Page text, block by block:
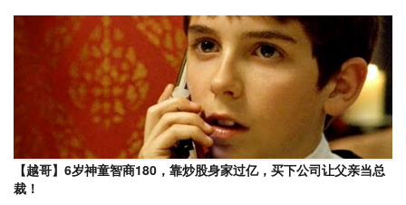
【越哥】6岁神童智商180，靠炒股身家过亿，买下公司让父亲当总
裁！